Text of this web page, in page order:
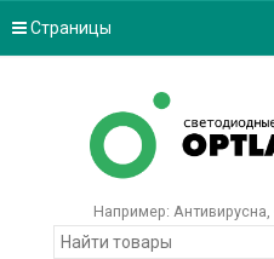
Страницы
Например: Антивирусна